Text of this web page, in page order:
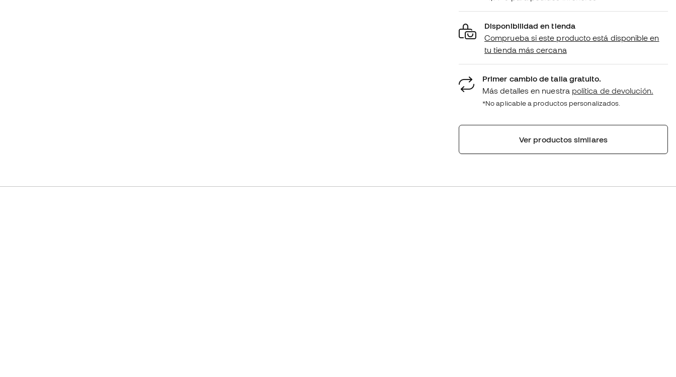
Disponibilidad en tienda
Comprueba si este producto está disponible en
tu tienda más cercana
Primer cambio de talla gratuito.
Más detalles en nuestra política de devolución.
*No aplicable a productos personalizados.
Ver productos similares